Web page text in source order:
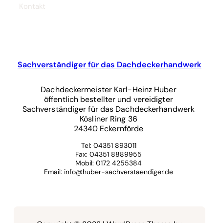
Kontakt
Sachverständiger für das Dachdeckerhandwerk
Dachdeckermeister Karl-Heinz Huber
öffentlich bestellter und vereidigter
Sachverständiger für das Dachdeckerhandwerk
Kösliner Ring 36
24340 Eckernförde
Tel: 04351 893011
Fax: 04351 8889955
Mobil: 0172 4255384
Email: info@huber-sachverstaendiger.de